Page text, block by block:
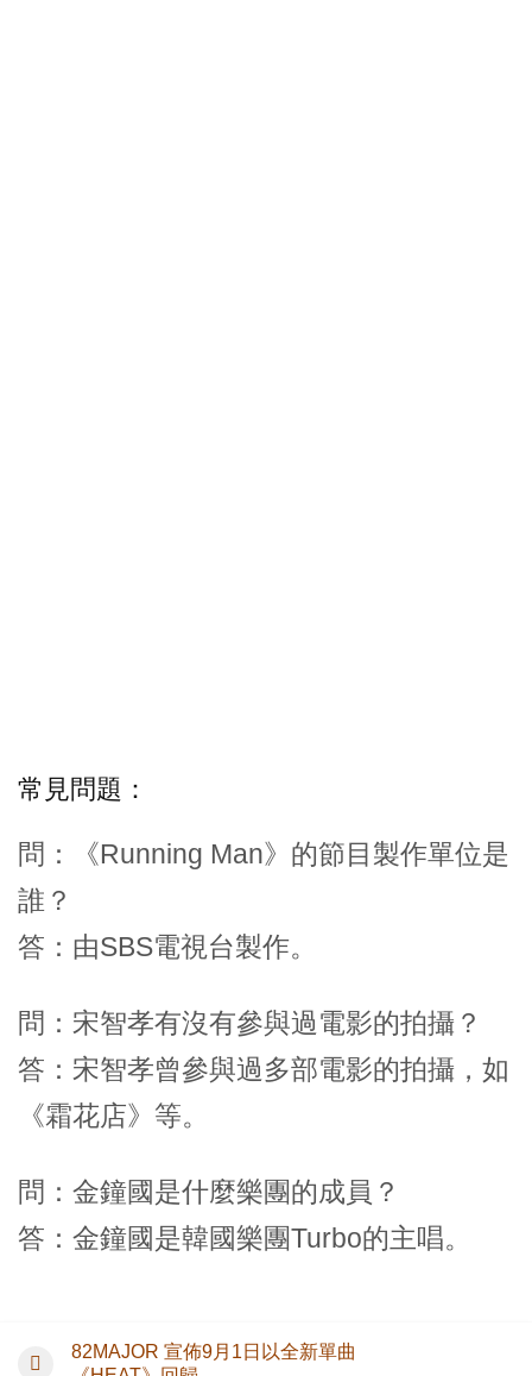
常見問題：
問：《Running Man》的節目製作單位是
誰？
答：由SBS電視台製作。
問：宋智孝有沒有參與過電影的拍攝？
答：宋智孝曾參與過多部電影的拍攝，如
《霜花店》等。
問：金鐘國是什麼樂團的成員？
答：金鐘國是韓國樂團Turbo的主唱。
82MAJOR 宣佈9月1日以全新單曲